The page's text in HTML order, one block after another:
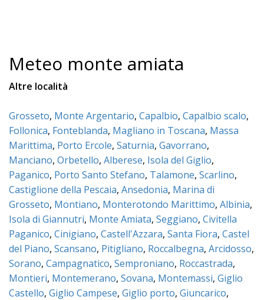
Meteo monte amiata
Altre località
Grosseto, Monte Argentario, Capalbio, Capalbio scalo,
Follonica, Fonteblanda, Magliano in Toscana, Massa
Marittima, Porto Ercole, Saturnia, Gavorrano,
Manciano, Orbetello, Alberese, Isola del Giglio,
Paganico, Porto Santo Stefano, Talamone, Scarlino,
Castiglione della Pescaia, Ansedonia, Marina di
Grosseto, Montiano, Monterotondo Marittimo, Albinia,
Isola di Giannutri, Monte Amiata, Seggiano, Civitella
Paganico, Cinigiano, Castell'Azzara, Santa Fiora, Castel
del Piano, Scansano, Pitigliano, Roccalbegna, Arcidosso,
Sorano, Campagnatico, Semproniano, Roccastrada,
Montieri, Montemerano, Sovana, Montemassi, Giglio
Castello, Giglio Campese, Giglio porto, Giuncarico,